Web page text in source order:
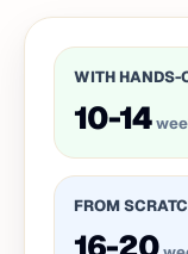
WITH HANDS-
10-14
FROM